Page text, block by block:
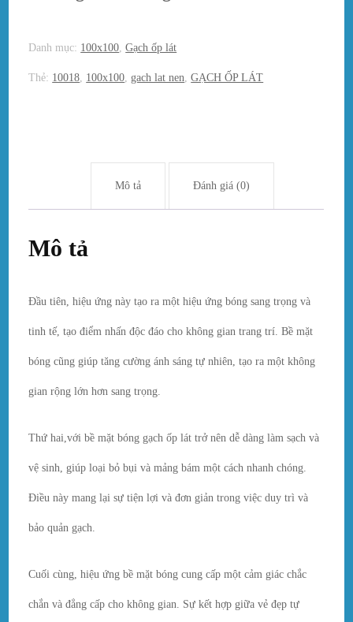
Danh mục: 100x100,Gạch ốp lát
Thẻ: 10018, 100x100, gach lat nen,GẠCH ỐP LÁT
Mô tả Đánh giá (0)
Mô tả
Đầu tiên, hiệu ứng này tạo ra một hiệu ứng bóng sang trọng và
tinh tế, tạo điểm nhấn độc đáo cho không gian trang trí. Bề mặt
bóng cũng giúp tăng cường ánh sáng tự nhiên, tạo ra một không
gian rộng lớn hơn sang trọng.
Thứ hai,với bề mặt bóng gạch ốp lát trở nên dễ dàng làm sạch và
vệ sinh, giúp loại bỏ bụi và mảng bám một cách nhanh chóng.
Điều này mang lại sự tiện lợi và đơn giản trong việc duy trì và
bảo quản gạch.
Cuối cùng, hiệu ứng bề mặt bóng cung cấp một cảm giác chắc
chắn và đẳng cấp cho không gian. Sự kết hợp giữa vẻ đẹp tự